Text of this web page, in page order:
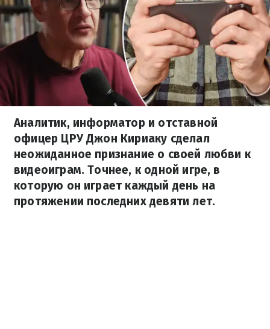
Аналитик, информатор и отставной
офицер ЦРУ Джон Кириаку сделал
неожиданное признание о своей любви к
видеоиграм. Точнее, к одной игре, в
которую он играет каждый день на
протяжении последних девяти лет.